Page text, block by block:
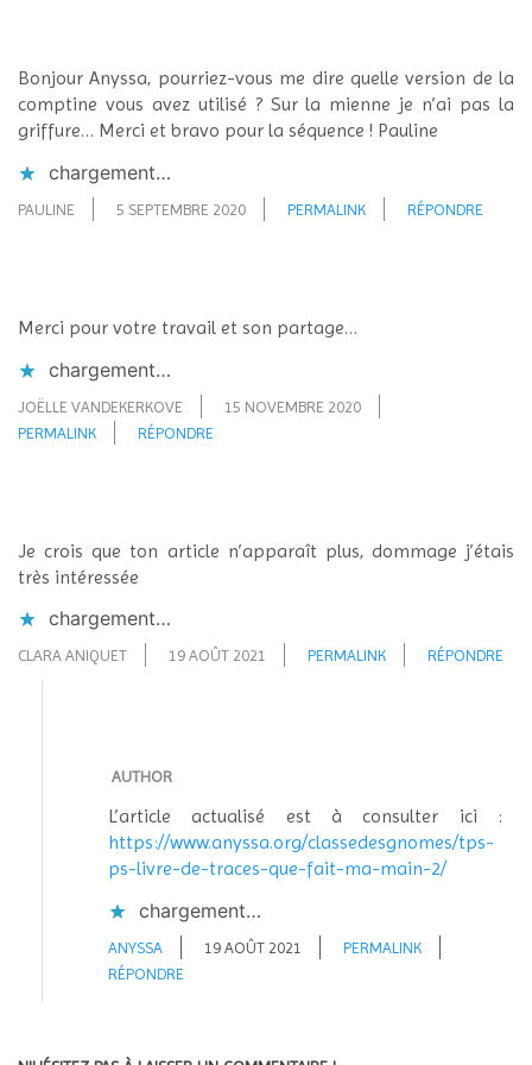
Bonjour Anyssa, pourriez-vous me dire quelle version de la
comptine vous avez utilisé ? Sur la mienne je n’ai pas la
griffure… Merci et bravo pour la séquence ! Pauline
chargement…
PAULINE 5 SEPTEMBRE 2020 PERMALINK RÉPONDRE
Merci pour votre travail et son partage…
chargement…
JOËLLE VANDEKERKOVE
15 NOVEMBRE 2020
PERMALINK
RÉPONDRE
Je crois que ton article n’apparaît plus, dommage j’étais
très intéressée
chargement…
CLARA ANIQUET 19 AOÛT 2021 PERMALINK RÉPONDRE
AUTHOR
L’article actualisé est à consulter ici :
https://www.anyssa.org/classedesgnomes/tps-
ps-livre-de-traces-que-fait-ma-main-2/
chargement…
ANYSSA 19 AOÛT 2021
PERMALINK
RÉPONDRE